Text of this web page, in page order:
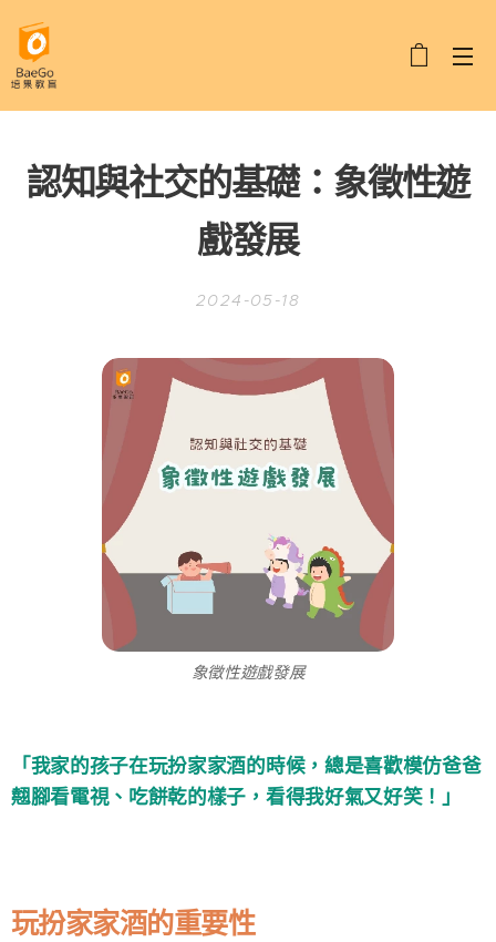
認知與社交的基礎：象徵性遊
戲發展
2024-05-18
象徵性遊戲發展
「我家的孩子在玩扮家家酒的時候，總是喜歡模仿爸爸
翹腳看電視、吃餅乾的樣子，看得我好氣又好笑！」
玩扮家家酒的重要性